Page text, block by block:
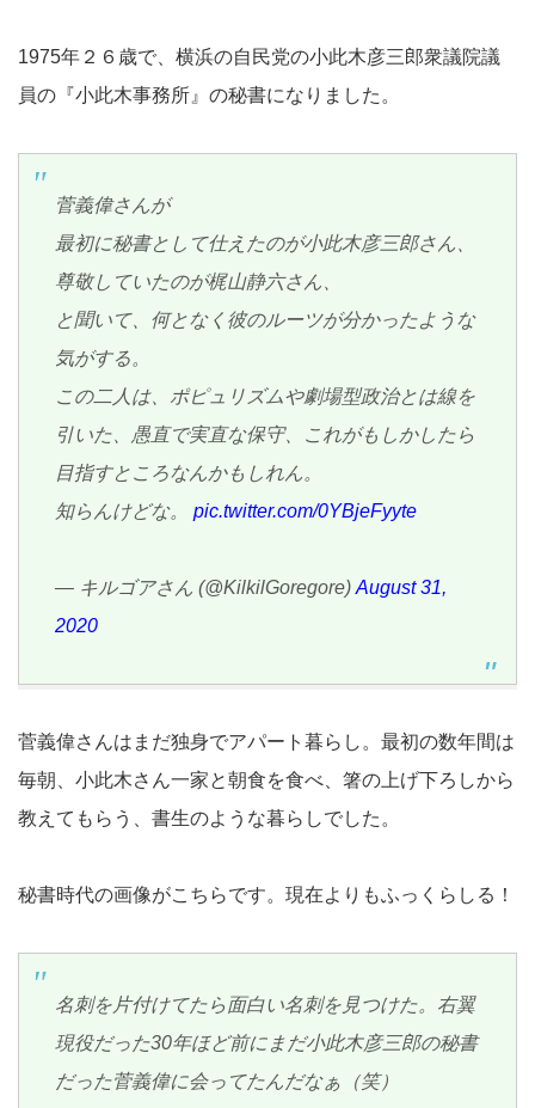
1975年２６歳で、横浜の自民党の小此木彦三郎衆議院議
員の『小此木事務所』の秘書になりました。
菅義偉さんが
最初に秘書として仕えたのが小此木彦三郎さん、
尊敬していたのが梶山静六さん、
と聞いて、何となく彼のルーツが分かったような
気がする。
この二人は、ポピュリズムや劇場型政治とは線を
引いた、愚直で実直な保守、これがもしかしたら
目指すところなんかもしれん。
知らんけどな。 pic.twitter.com/0YBjeFyyte
— キルゴアさん (@KilkilGoregore) August 31,
2020
菅義偉さんはまだ独身でアパート暮らし。最初の数年間は
毎朝、小此木さん一家と朝食を食べ、箸の上げ下ろしから
教えてもらう、書生のような暮らしでした。
秘書時代の画像がこちらです。現在よりもふっくらしる！
名刺を片付けてたら面白い名刺を見つけた。右翼
現役だった30年ほど前にまだ小此木彦三郎の秘書
だった菅義偉に会ってたんだなぁ（笑）